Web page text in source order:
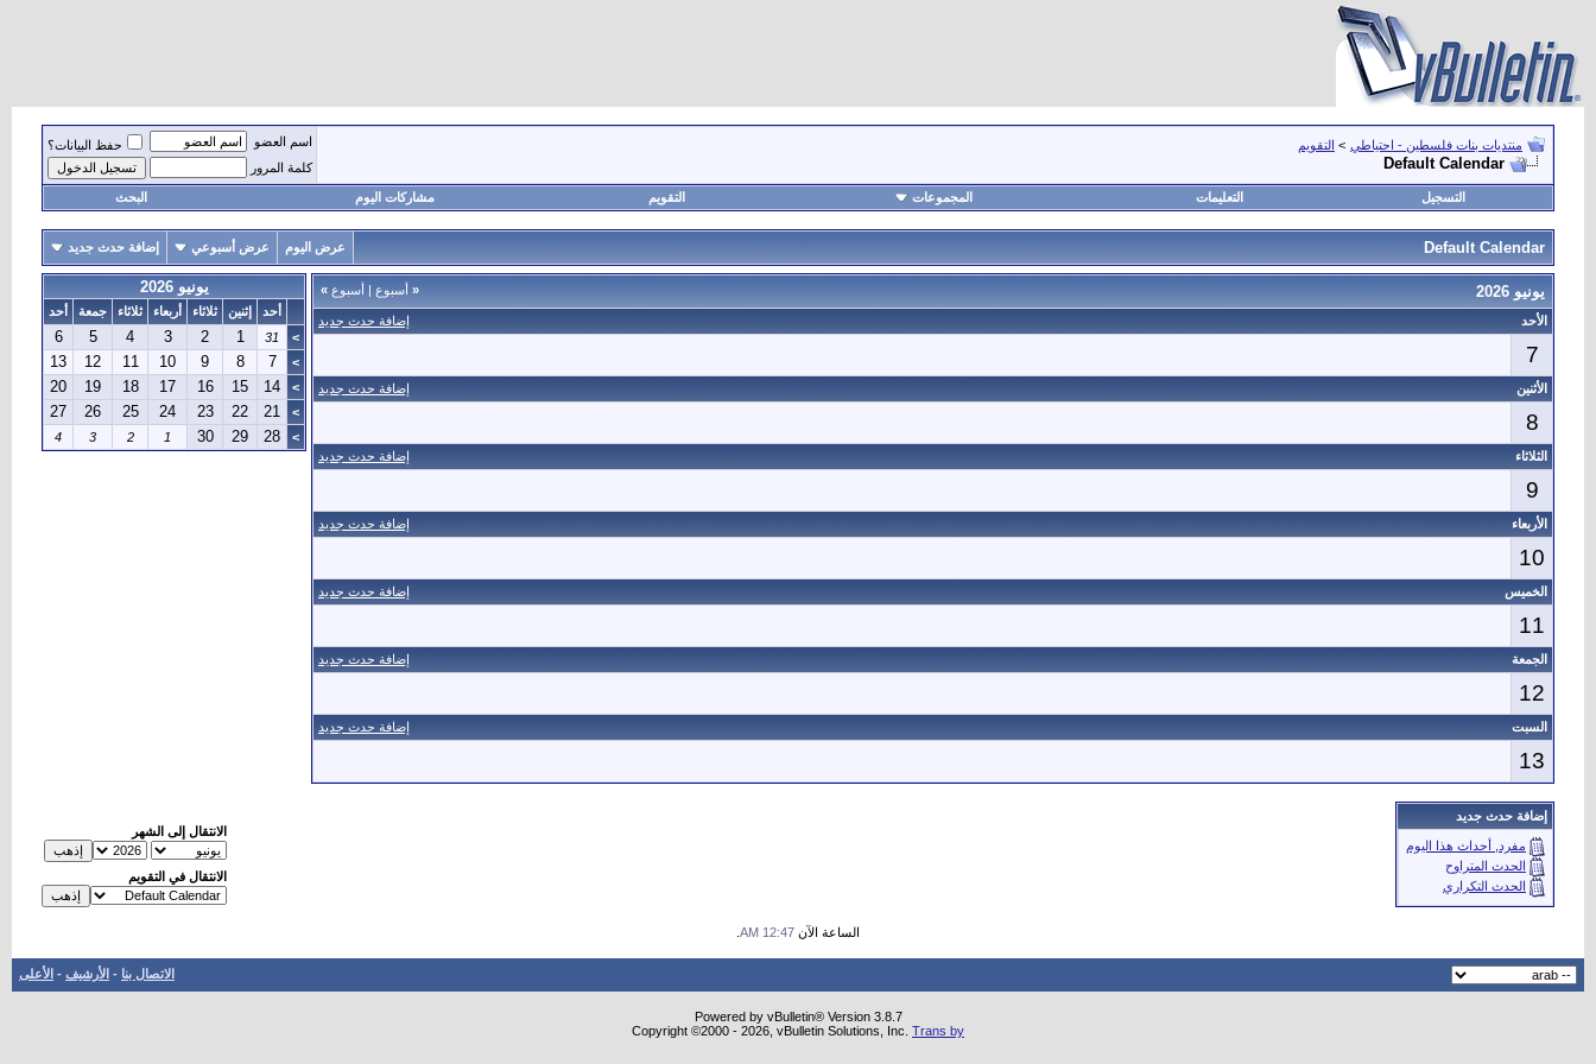
منتديات بنات فلسطين - احتياطي > التقويم
Default Calendar
اسم العضو
حفظ البيانات؟
كلمة المرور
التسجيل التعليمات المجموعات التقويم مشاركات اليوم البحث
Default Calendar عرض اليوم عرض أسبوعي إضافة حدث جديد
« أسبوع | أسبوع » يونيو 2026
إضافة حدث جديد الأحد
7
إضافة حدث جديد الأثنين
8
إضافة حدث جديد الثلاثاء
9
إضافة حدث جديد الأربعاء
10
إضافة حدث جديد الخميس
11
إضافة حدث جديد الجمعة
12
إضافة حدث جديد السبت
13
يونيو 2026
أحد إثنين ثلاثاء أربعاء ثلاثاء جمعة
أحد
>
31
1
2
3
4
5
6
>
7
8
9
10
11
12
13
>
14
15
16
17
18
19
20
>
21
22
23
24
25
26
27
>
28
29
30
1
2
3
4
إضافة حدث جديد
مفرد, أحداث هذا اليوم
الحدث المتراوح
الحدث التكراري
الانتقال إلى الشهر
الانتقال في التقويم
الساعة الآن 12:47 AM
الاتصال بنا - الأرشيف - الأعلى
Powered by vBulletin® Version 3.8.7
Copyright ©2000 - 2026, vBulletin Solutions, Inc. Trans by